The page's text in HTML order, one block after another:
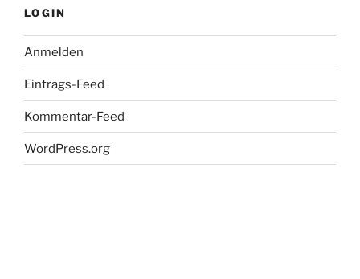
LOGIN
Anmelden
Eintrags-Feed
Kommentar-Feed
WordPress.org